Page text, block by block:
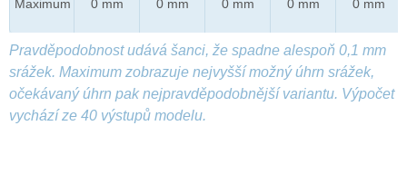
Maximum 0 mm 0 mm 0 mm 0 mm 0 mm
Pravděpodobnost udává šanci, že spadne alespoň 0,1 mm
srážek. Maximum zobrazuje nejvyšší možný úhrn srážek,
očekávaný úhrn pak nejpravděpodobnější variantu. Výpočet
vychází ze 40 výstupů modelu.